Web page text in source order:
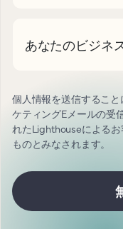
あなたのビジネ
個人情報を送信するこ
ケティングEメールの受
れたLighthouseによる
ものとみなされます。